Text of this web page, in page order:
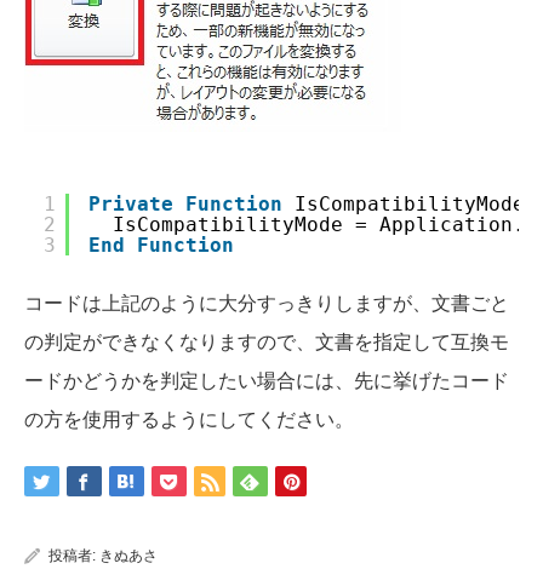
1
2
3
Private Function
IsCompatibilityMode =
End
Function
コードは上記のように大分すっきりしますが、文書ごと
の判定ができなくなりますので、文書を指定して互換モ
ードかどうかを判定したい場合には、先に挙げたコード
の方を使用するようにしてください。
投稿者: きぬあさ